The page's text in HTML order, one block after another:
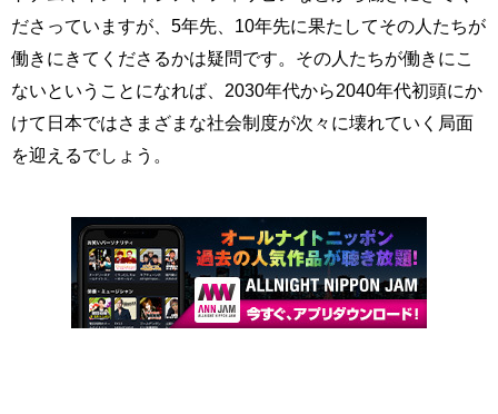
ださっていますが、5年先、10年先に果たしてその人たちが
働きにきてくださるかは疑問です。その人たちが働きにこ
ないということになれば、2030年代から2040年代初頭にか
けて日本ではさまざまな社会制度が次々に壊れていく局面
を迎えるでしょう。